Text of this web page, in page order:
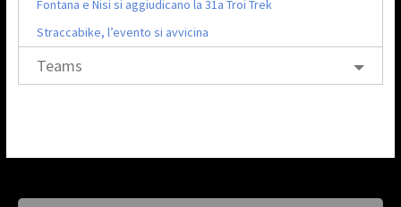
Fontana e Nisi si aggiudicano la 31a Troi Trek
Straccabike, l’evento si avvicina
Teams